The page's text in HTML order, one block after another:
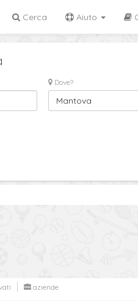
Cerca Aiuto
Dove?
Mantova
aziende